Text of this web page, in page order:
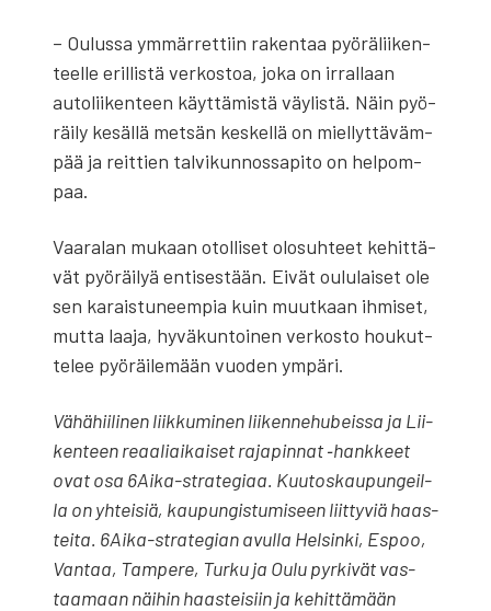
– Oulus­sa ymmär­ret­tiin raken­taa pyö­rä­lii­ken­
teel­le eril­lis­tä ver­kos­toa, joka on irral­laan
auto­lii­ken­teen käyt­tä­mis­tä väy­lis­tä. Näin pyö­
räi­ly kesäl­lä met­sän kes­kel­lä on miel­lyt­tä­väm­
pää ja reit­tien tal­vi­kun­nos­sa­pi­to on hel­pom­
paa.
Vaa­ra­lan mukaan otol­li­set olo­suh­teet kehit­tä­
vät pyö­räi­lyä enti­ses­tään. Eivät oulu­lai­set ole
sen karais­tu­neem­pia kuin muut­kaan ihmi­set,
mut­ta laa­ja, hyvä­kun­toi­nen ver­kos­to hou­kut­
te­lee pyö­räi­le­mään vuo­den ympä­ri.
Vähä­hii­li­nen liik­ku­mi­nen lii­ken­ne­hu­beis­sa ja Lii­
ken­teen reaa­liai­kai­set raja­pin­nat ‑hank­keet
ovat osa 6Ai­ka-stra­te­gi­aa. Kuu­tos­kau­pun­geil­
la on yhtei­siä, kau­pun­gis­tu­mi­seen liit­ty­viä haas­
tei­ta. 6Ai­ka-stra­te­gian avul­la Hel­sin­ki, Espoo,
Van­taa, Tam­pe­re, Tur­ku ja Oulu pyr­ki­vät vas­
taa­maan näi­hin haas­tei­siin ja kehit­tä­mään